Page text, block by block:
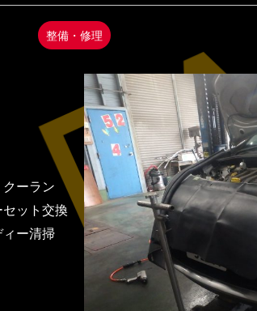
整備・修理
ーラン
ット交換
ー清掃